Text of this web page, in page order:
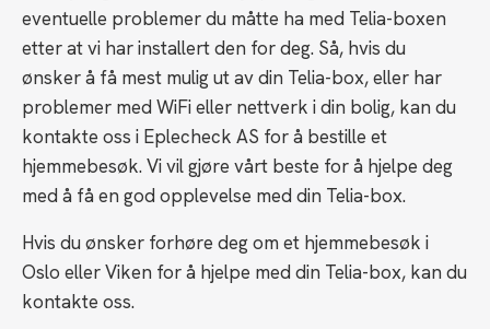
eventuelle problemer du måtte ha med Telia-boxen
etter at vi har installert den for deg. Så, hvis du
ønsker å få mest mulig ut av din Telia-box, eller har
problemer med WiFi eller nettverk i din bolig, kan du
kontakte oss i Eplecheck AS for å bestille et
hjemmebesøk. Vi vil gjøre vårt beste for å hjelpe deg
med å få en god opplevelse med din Telia-box.
Hvis du ønsker forhøre deg om et hjemmebesøk i
Oslo eller Viken for å hjelpe med din Telia-box, kan du
kontakte oss.